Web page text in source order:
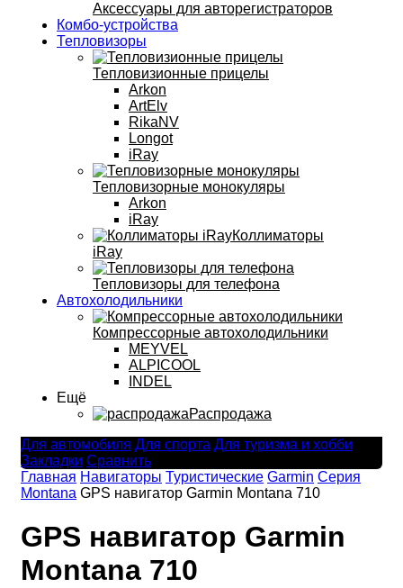
Аксессуары для авторегистраторов
Комбо-устройства
Тепловизоры
Тепловизионные прицелы
Arkon
ArtElv
RikaNV
Longot
iRay
Тепловизорные монокуляры
Arkon
iRay
Коллиматоры
iRay
Тепловизоры для телефона
Автохолодильники
Компрессорные автохолодильники
MEYVEL
ALPICOOL
INDEL
Ещё
Распродажа
Для автомобиля Для спорта Для туризма и хобби
Закладки Сравнить
Главная Навигаторы Туристические Garmin Серия
Montana GPS навигатор Garmin Montana 710
GPS навигатор Garmin
Montana 710